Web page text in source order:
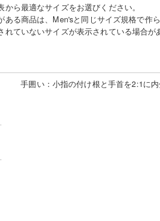
ら最適なサイズをお選びください。
ある商品は、Men'sと同じサイズ規格で作
れていないサイズが表示されている場合が
手囲い： 小指の付け根と手首を2:1に